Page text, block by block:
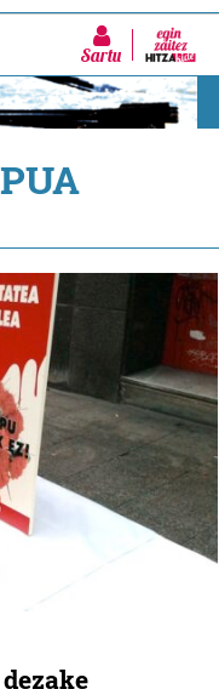
Sartu